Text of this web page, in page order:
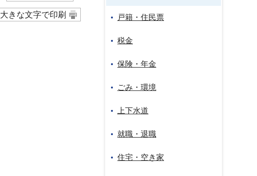
大きな文字で印刷 戸籍・住民票
税金
保険・年金
ごみ・環境
上下水道
就職・退職
住宅・空き家